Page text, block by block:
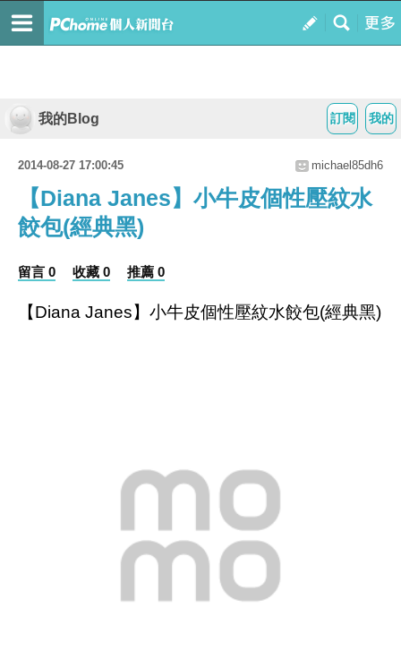
我的
訂閱
我的Blog
2014-08-27 17:00:45 michael85dh6
【Diana Janes】小牛皮個性壓紋水
餃包(經典黑)
留言 0 收藏 0 推薦 0
【Diana Janes】小牛皮個性壓紋水餃包(經典黑)